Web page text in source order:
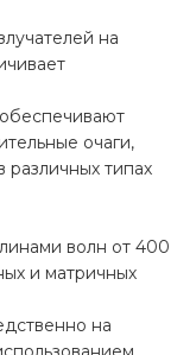
на
очаги,
различных типах
волн от 400
и матричных
на